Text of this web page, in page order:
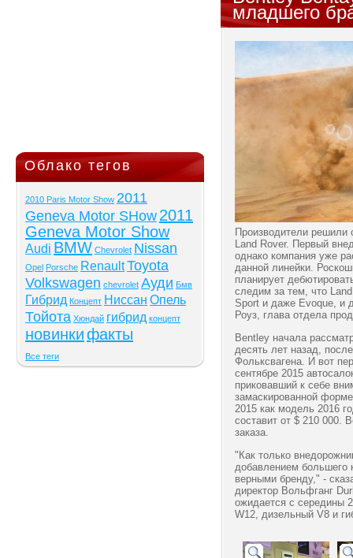
Облако тегов
2010 Paris Motor Show 2011
Geneva Motor SHow 2011
Geneva Motor Show
Audi BMW Chevrolet Nissan
Opel Porsche RenaultToyota
Volkswagen chevrolet Ауди Бмв
Гибрид Концепт Ниссан Опель
Тойота Хюндай гибрид концепт
новинкифакты
Все теги
младшего
Производители решили
Land Rover. Первый
однако компания уже
данной линейки.
планирует
следим за тем, что
Sport и даже Evoque, и
Роуз, глава отдела
Bentley начала
десять лет назад,
Фольксвагена. И вот
сентябре 2015
приковавший к себе
замаскированной
2015 как модель 2016
составит от $ 210 000.
заказа.
"Как только
добавлением большего
верными бренду," -
директор Вольфганг
ожидается с середины
W12, дизельный V8 и